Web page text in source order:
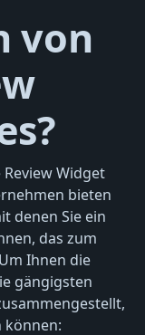
von
Widget
bieten
denen Sie ein
das zum
Ihnen die
gängigsten
können: